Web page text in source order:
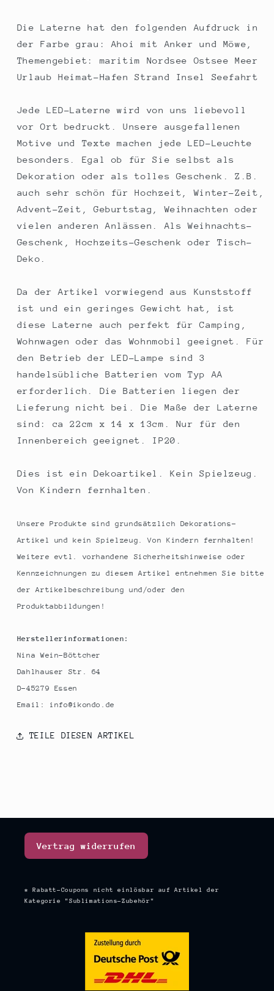
Die Laterne hat den folgenden Aufdruck in
der Farbe grau: Ahoi mit Anker und Möwe,
Themengebiet: maritim Nordsee Ostsee Meer
Urlaub Heimat-Hafen Strand Insel Seefahrt
Jede LED-Laterne wird von uns liebevoll
vor Ort bedruckt. Unsere ausgefallenen
Motive und Texte machen jede LED-Leuchte
besonders. Egal ob für Sie selbst als
Dekoration oder als tolles Geschenk. Z.B.
auch sehr schön für Hochzeit, Winter-Zeit,
Advent-Zeit, Geburtstag, Weihnachten oder
vielen anderen Anlässen. Als Weihnachts-
Geschenk, Hochzeits-Geschenk oder Tisch-
Deko.
Da der Artikel vorwiegend aus Kunststoff
ist und ein geringes Gewicht hat, ist
diese Laterne auch perfekt für Camping,
Wohnwagen oder das Wohnmobil geeignet. Für
den Betrieb der LED-Lampe sind 3
handelsübliche Batterien vom Typ AA
erforderlich. Die Batterien liegen der
Lieferung nicht bei. Die Maße der Laterne
sind: ca 22cm x 14 x 13cm. Nur für den
Innenbereich geeignet. IP20.
Dies ist ein Dekoartikel. Kein Spielzeug.
Von Kindern fernhalten.
Unsere Produkte sind grundsätzlich Dekorations-
Artikel und kein Spielzeug. Von Kindern fernhalten!
Weitere evtl. vorhandene Sicherheitshinweise oder
Kennzeichnungen zu diesem Artikel entnehmen Sie bitte
der Artikelbeschreibung und/oder den
Produktabbildungen!
Herstellerinformationen:
Nina Wein-Böttcher
Dahlhauser Str. 64
D-45279 Essen
Email: info@ikondo.de
TEILE DIESEN ARTIKEL
Vertrag widerrufen
* Rabatt-Coupons nicht einlösbar auf Artikel der
Kategorie "Sublimations-Zubehör"